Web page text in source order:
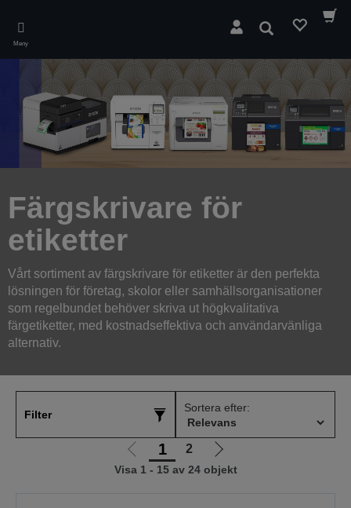
main
content
Meny
Sök
Färgskrivare för
etiketter
Vårt sortiment av färgskrivare för etiketter är den perfekta
lösningen för företag, skolor eller samhällsorganisationer
som regelbundet behöver skriva ut högkvalitativa
färgetiketter, med kostnadseffektiva och användarvänliga
alternativ.
Filter
Sortera efter:
Gå
till
1 2
Gå
till
Visa 1 - 15 av 24 objekt